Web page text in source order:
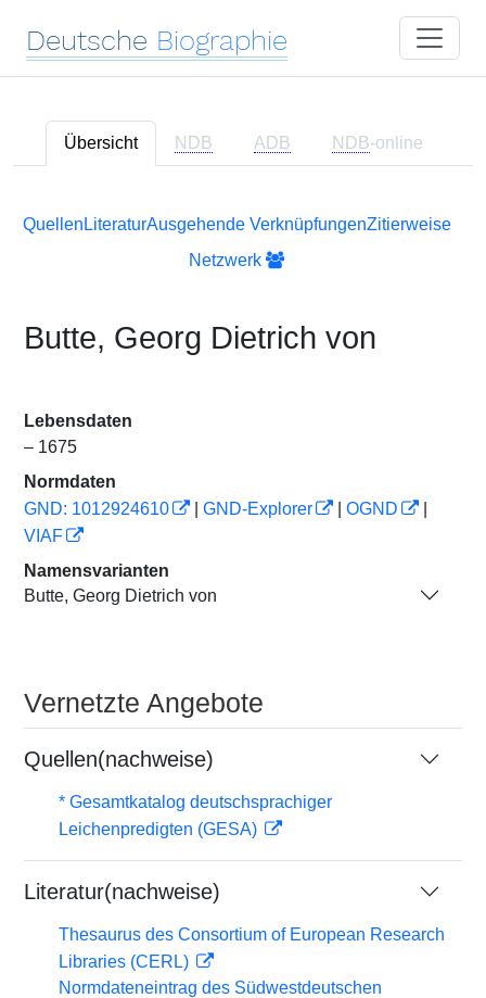
Deutsche Biographie
Übersicht NDB ADB NDB-online
Quellen LiteraturAusgehende VerknüpfungenZitierweise
Netzwerk
Butte, Georg Dietrich von
Lebensdaten
– 1675
Normdaten
GND: 1012924610
GND-Explorer OGND
VIAF
Namensvarianten
Butte, Georg Dietrich von
Vernetzte Angebote
Quellen(nachweise)
* Gesamtkatalog deutschsprachiger
Leichenpredigten (GESA)
Literatur(nachweise)
Thesaurus des Consortium of European Research
Libraries (CERL)
Normdateneintrag des Südwestdeutschen